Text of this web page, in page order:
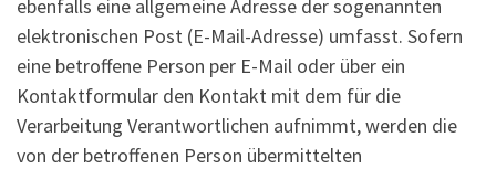
ebenfalls eine allgemeine Adresse der sogenannten
elektronischen Post (E-Mail-Adresse) umfasst. Sofern
eine betroffene Person per E-Mail oder über ein
Kontaktformular den Kontakt mit dem für die
Verarbeitung Verantwortlichen aufnimmt, werden die
von der betroffenen Person übermittelten